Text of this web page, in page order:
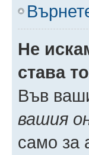
Не
става
Във
вашия
само за